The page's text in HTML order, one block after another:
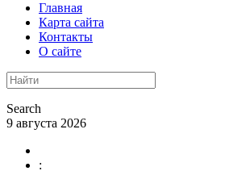
Главная
Карта сайта
Контакты
О сайте
Search
9 августа 2026
: